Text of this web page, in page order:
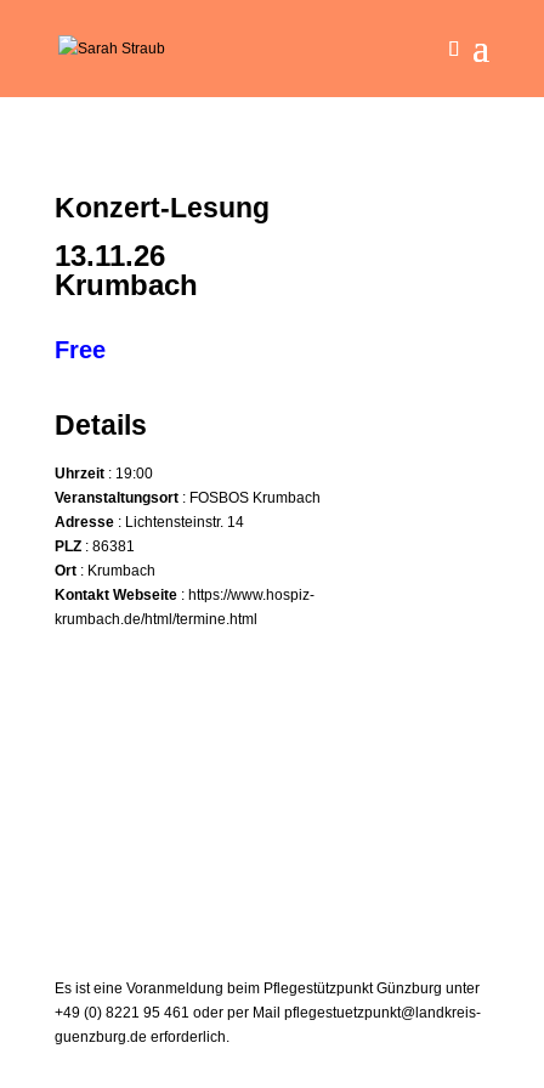
Konzert-Lesung
13.11.26
Krumbach
Free
Details
Uhrzeit: 19:00
Veranstaltungsort: FOSBOS Krumbach
Adresse: Lichtensteinstr. 14
PLZ: 86381
Ort: Krumbach
Kontakt Webseite: https://www.hospiz-
krumbach.de/html/termine.html
Es ist eine Voranmeldung beim Pflegestützpunkt Günzburg unter
+49 (0) 8221 95 461 oder per Mail pflegestuetzpunkt@landkreis-
guenzburg.de erforderlich.